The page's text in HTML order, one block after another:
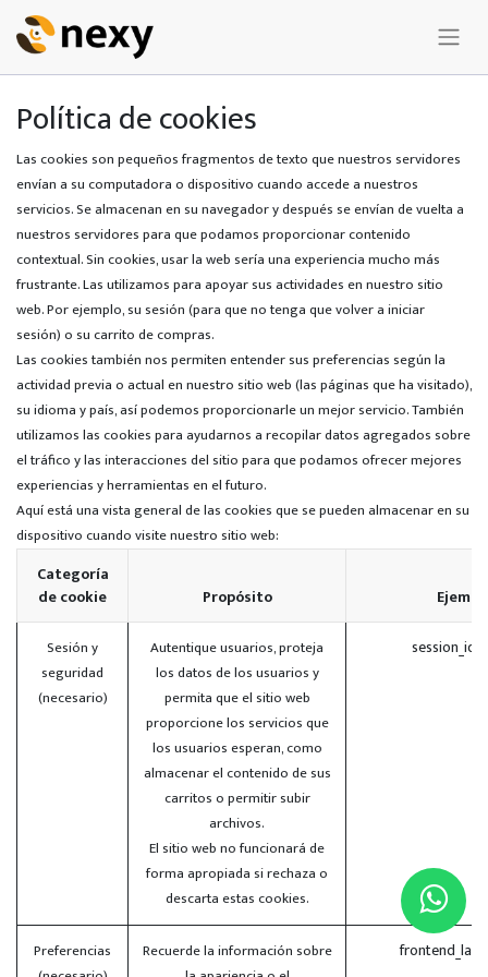
Política de cookies
Las cookies son pequeños fragmentos de texto que nuestros servidores
envían a su computadora o dispositivo cuando accede a nuestros
servicios. Se almacenan en su navegador y después se envían de vuelta a
nuestros servidores para que podamos proporcionar contenido
contextual. Sin cookies, usar la web sería una experiencia mucho más
frustrante. Las utilizamos para apoyar sus actividades en nuestro sitio
web. Por ejemplo, su sesión (para que no tenga que volver a iniciar
sesión) o su carrito de compras.
Las cookies también nos permiten entender sus preferencias según la
actividad previa o actual en nuestro sitio web (las páginas que ha visitado),
su idioma y país, así podemos proporcionarle un mejor servicio. También
utilizamos las cookies para ayudarnos a recopilar datos agregados sobre
el tráfico y las interacciones del sitio para que podamos ofrecer mejores
experiencias y herramientas en el futuro.
Aquí está una vista general de las cookies que se pueden almacenar en su
dispositivo cuando visite nuestro sitio web:
Categoría
de cookie
Propósito
Sesión y
seguridad
(necesario)
Autentique usuarios, proteja
los datos de los usuarios y
permita que el sitio web
proporcione los servicios que
los usuarios esperan, como
almacenar el contenido de sus
carritos o permitir subir
archivos.
El sitio web no funcionará de
forma apropiada si rechaza o
descarta estas cookies.
session_id
Preferencias
Recuerde la información sobre